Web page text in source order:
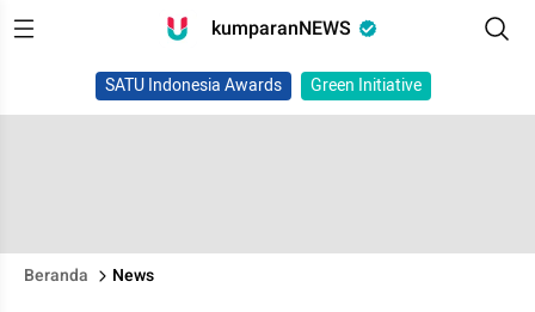
kumparanNEWS
SATU Indonesia Awards Green Initiative
Beranda News